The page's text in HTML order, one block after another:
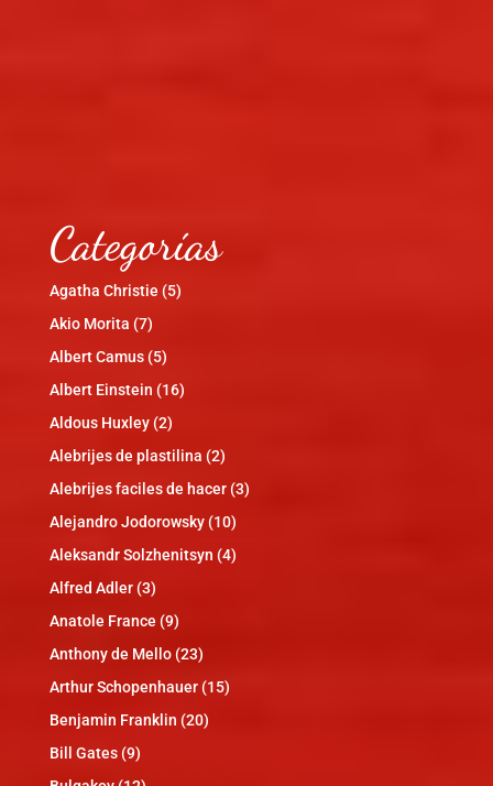
Categorías
Agatha Christie (5)
Akio Morita (7)
Albert Camus(5)
Albert Einstein (16)
Aldous Huxley(2)
Alebrijes de plastilina (2)
Alebrijes faciles de hacer(3)
Alejandro Jodorowsky(10)
Aleksandr Solzhenitsyn (4)
Alfred Adler(3)
Anatole France (9)
Anthony de Mello(23)
Arthur Schopenhauer(15)
Benjamin Franklin (20)
Bill Gates(9)